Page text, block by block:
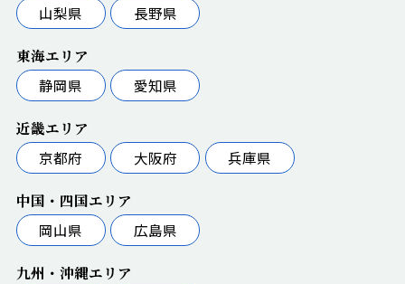
山梨県
長野県
東海エリア
静岡県
愛知県
近畿エリア
京都府
大阪府 兵庫県
中国・四国エリア
岡山県
広島県
九州・沖縄エリア